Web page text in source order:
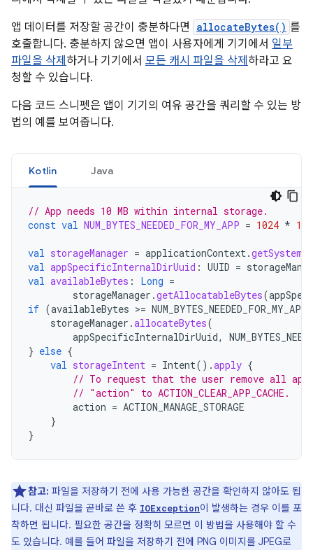
앱 데이터를 저장할 공간이 충분하다면
allocateBytes() 를
호출합니다. 충분하지 않으면 앱이 사용자에게 기기에서 일부
파일을 삭제 하거나 기기에서 모든 캐시 파일을 삭제 하라고 요
청할 수 있습니다.
다음 코드 스니펫은 앱이 기기의 여유 공간을 쿼리할 수 있는 방
법의 예를 보여줍니다.
Kotlin Java
// App needs 10 MB within internal storage.
const val NUM_BYTES_NEEDED_FOR_MY_APP = 1024 *
val storageManager = applicationContext.
val appSpecificInternalDirUuid : UUID =
val availableBytes : Long =
storageManager .getAllocatableBytes(
if (availableBytes >= NUM_BYTES_NEEDED_FOR_MY_APP
storageManager .allocateBytes(
appSpecificInternalDirUuid,
} else {
val storageIntent = Intent().apply {
// To request that the user remove all
// "action" to ACTION_CLEAR_APP_CACHE.
action = ACTION_MANAGE_STORAGE
}
}
참고: 파일을 저장하기 전에 사용 가능한 공간을 확인하지 않아도 됩
니다. 대신 파일을 곧바로 쓴 후 IOException이 발생하는 경우 이를 포
착하면 됩니다. 필요한 공간을 정확히 모르면 이 방법을 사용해야 할 수
도 있습니다. 예를 들어 파일을 저장하기 전에 PNG 이미지를 JPEG로